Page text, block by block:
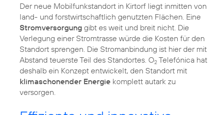
Der neue Mobilfunkstandort in Kirtorf liegt inmitten von
land- und forstwirtschaftlich genutzten Flächen. Eine
Stromversorgung gibt es weit und breit nicht. Die
Verlegung einer Stromtrasse würde die Kosten für den
Standort sprengen. Die Stromanbindung ist hier der mit
Abstand teuerste Teil des Standortes. O2 Telefónica hat
deshalb ein Konzept entwickelt, den Standort mit
klimaschonender Energie komplett autark zu
versorgen.